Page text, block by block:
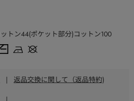
トン44(ポケット部分)コットン100
| 返品交換に関して（返品特約)